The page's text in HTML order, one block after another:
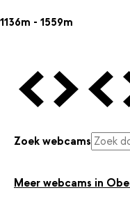
1136m - 1559m
Vorige Webcam
VolgendeVorige
Zoek webcams
Meer webcams in